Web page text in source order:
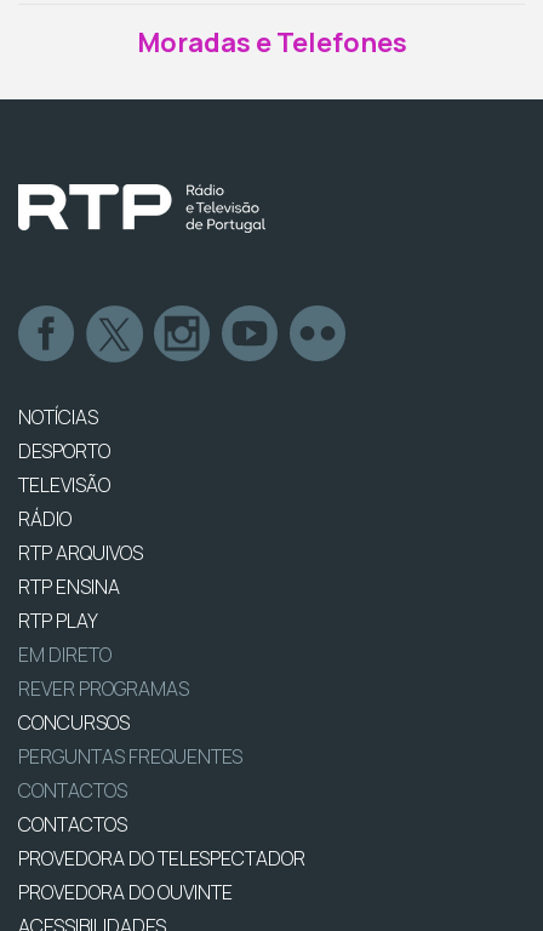
Moradas e Telefones
NOTÍCIAS
DESPORTO
TELEVISÃO
RÁDIO
RTP ARQUIVOS
RTP ENSINA
RTP PLAY
EM DIRETO
REVER PROGRAMAS
CONCURSOS
PERGUNTAS FREQUENTES
CONTACTOS
CONTACTOS
PROVEDORA DO TELESPECTADOR
PROVEDORA DO OUVINTE